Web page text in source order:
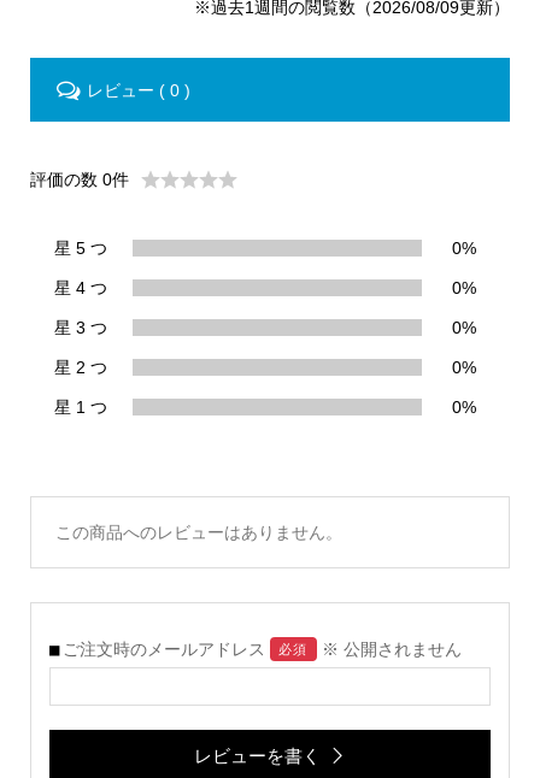
※過去1週間の閲覧数（2026/08/09更新）
レビュー ( 0 )
評価の数 0件
星 5 つ 0%
星 4 つ 0%
星 3 つ 0%
星 2 つ 0%
星 1 つ 0%
この商品へのレビューはありません。
ご注文時のメールアドレス 必須 ※ 公開されません
レビューを書く